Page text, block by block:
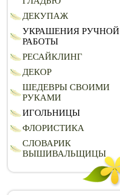
ДЕКУПАЖ
УКРАШЕНИЯ РУЧНОЙ
РАБОТЫ
РЕСАЙКЛИНГ
ДЕКОР
ШЕДЕВРЫ СВОИМИ
РУКАМИ
ИГОЛЬНИЦЫ
ФЛОРИСТИКА
СЛОВАРИК
ВЫШИВАЛЬЩИЦЫ